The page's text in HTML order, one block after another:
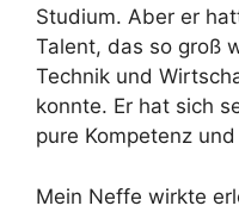
Studium. Aber er
Talent, das so groß
Technik und
konnte. Er hat sich
pure Kompetenz
Mein Neffe wirkte